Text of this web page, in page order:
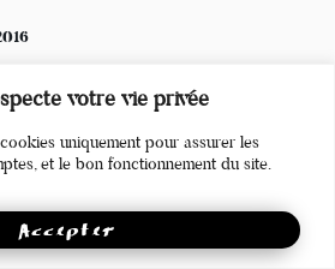
votre vie privée
uniquement pour assurer les
et le bon fonctionnement du site.
Accepter